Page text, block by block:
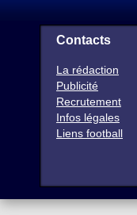
Contacts
La rédaction
Publicité
Recrutement
Infos légales
Liens football